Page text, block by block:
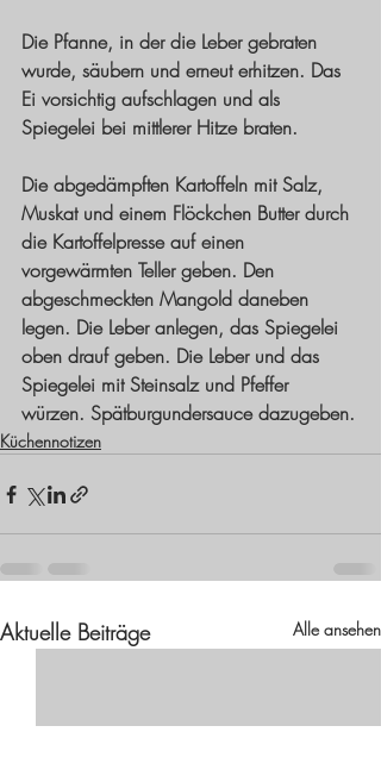
Die Pfanne, in der die Leber gebraten
wurde, säubern und erneut erhitzen. Das
Ei vorsichtig aufschlagen und als
Spiegelei bei mittlerer Hitze braten.
Die abgedämpften Kartoffeln mit Salz,
Muskat und einem Flöckchen Butter durch
die Kartoffelpresse auf einen
vorgewärmten Teller geben. Den
abgeschmeckten Mangold daneben
legen. Die Leber anlegen, das Spiegelei
oben drauf geben. Die Leber und das
Spiegelei mit Steinsalz und Pfeffer
würzen. Spätburgundersauce dazugeben.
Küchennotizen
Aktuelle Beiträge Alle ansehen